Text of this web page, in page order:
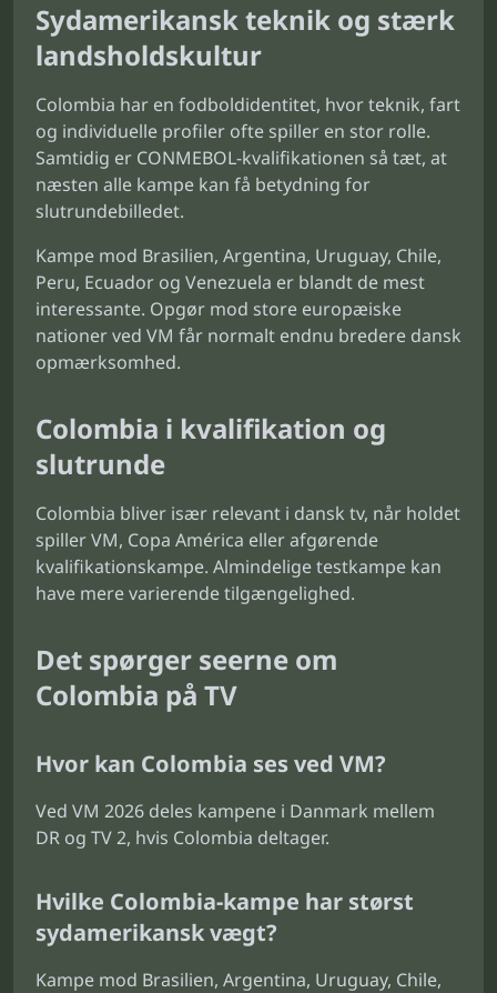
Sydamerikansk teknik og stærk
landsholdskultur
Colombia har en fodboldidentitet, hvor teknik, fart
og individuelle profiler ofte spiller en stor rolle.
Samtidig er CONMEBOL-kvalifikationen så tæt, at
næsten alle kampe kan få betydning for
slutrundebilledet.
Kampe mod Brasilien, Argentina, Uruguay, Chile,
Peru, Ecuador og Venezuela er blandt de mest
interessante. Opgør mod store europæiske
nationer ved VM får normalt endnu bredere dansk
opmærksomhed.
Colombia i kvalifikation og
slutrunde
Colombia bliver især relevant i dansk tv, når holdet
spiller VM, Copa América eller afgørende
kvalifikationskampe. Almindelige testkampe kan
have mere varierende tilgængelighed.
Det spørger seerne om
Colombia på TV
Hvor kan Colombia ses ved VM?
Ved VM 2026 deles kampene i Danmark mellem
DR og TV 2, hvis Colombia deltager.
Hvilke Colombia-kampe har størst
sydamerikansk vægt?
Kampe mod Brasilien, Argentina, Uruguay, Chile,